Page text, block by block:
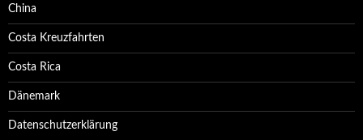
China
Costa Kreuzfahrten
Costa Rica
Dänemark
Datenschutzerklärung